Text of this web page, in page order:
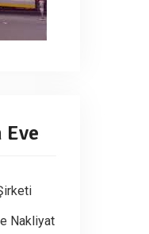
Eve
Nakliyat